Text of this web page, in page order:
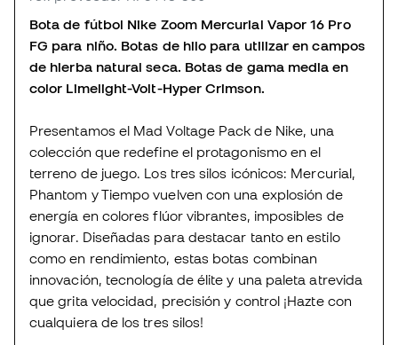
Bota de fútbol Nike Zoom Mercurial Vapor 16 Pro
FG para niño. Botas de hilo para utilizar en campos
de hierba natural seca. Botas de gama media en
color Limelight-Volt-Hyper Crimson.
Presentamos el Mad Voltage Pack de Nike, una
colección que redefine el protagonismo en el
terreno de juego. Los tres silos icónicos: Mercurial,
Phantom y Tiempo vuelven con una explosión de
energía en colores flúor vibrantes, imposibles de
ignorar. Diseñadas para destacar tanto en estilo
como en rendimiento, estas botas combinan
innovación, tecnología de élite y una paleta atrevida
que grita velocidad, precisión y control ¡Hazte con
cualquiera de los tres silos!